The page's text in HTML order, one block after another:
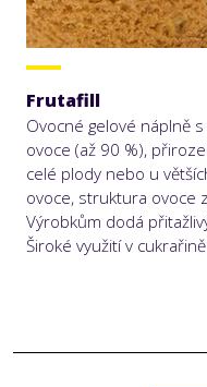
Frutafill
Ovocné gelové náplně
ovoce (až 90 %),
celé plody nebo u
ovoce, struktura ovoce
Výrobkům dodá
Široké využití v